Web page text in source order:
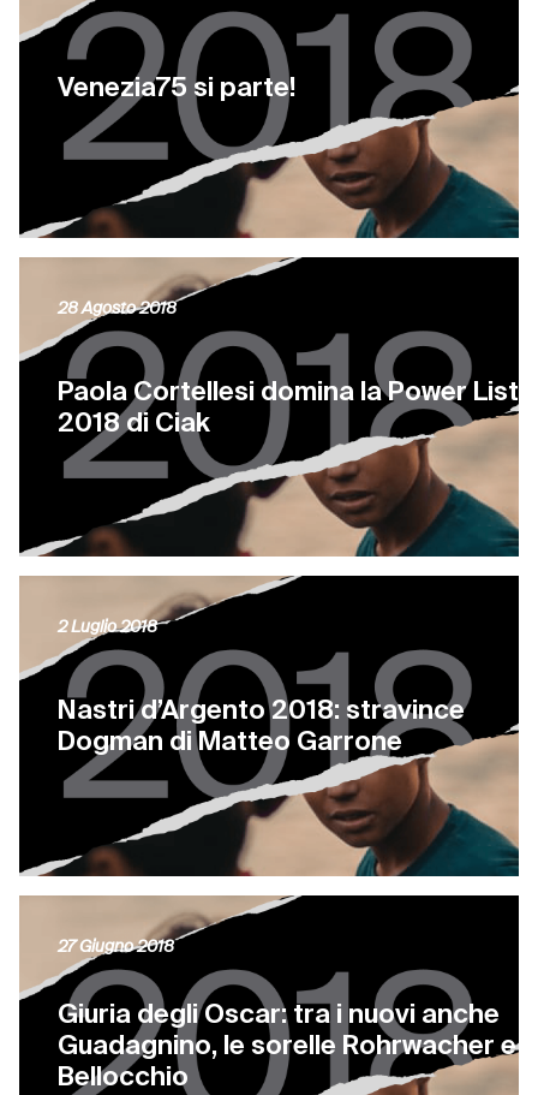
Venezia75 si parte!
Paola Cortellesi domina la Power List
2018 di Ciak
28 Agosto 2018
Nastri d’Argento 2018: stravince
Dogman di Matteo Garrone
2 Luglio 2018
Giuria degli Oscar: tra i nuovi anche
Guadagnino, le sorelle Rohrwacher e
Bellocchio
27 Giugno 2018